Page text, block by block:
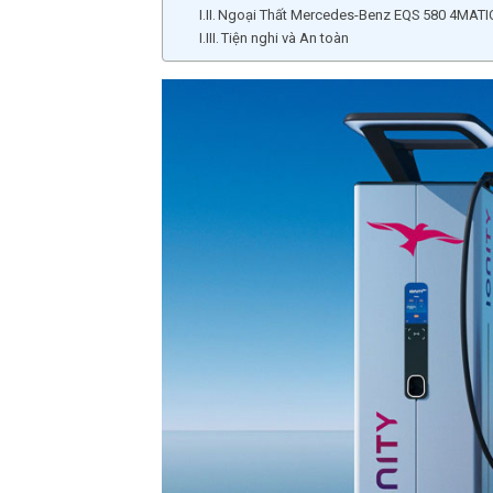
Ngoại Thất Mercedes-Benz EQS 580
Tiện nghi và An toàn